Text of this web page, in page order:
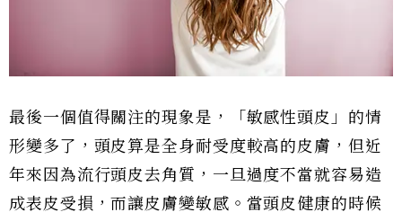
最後一個值得關注的現象是，「敏感性頭皮」的情
形變多了，頭皮算是全身耐受度較高的皮膚，但近
年來因為流行頭皮去角質，一旦過度不當就容易造
成表皮受損，而讓皮膚變敏感。當頭皮健康的時候